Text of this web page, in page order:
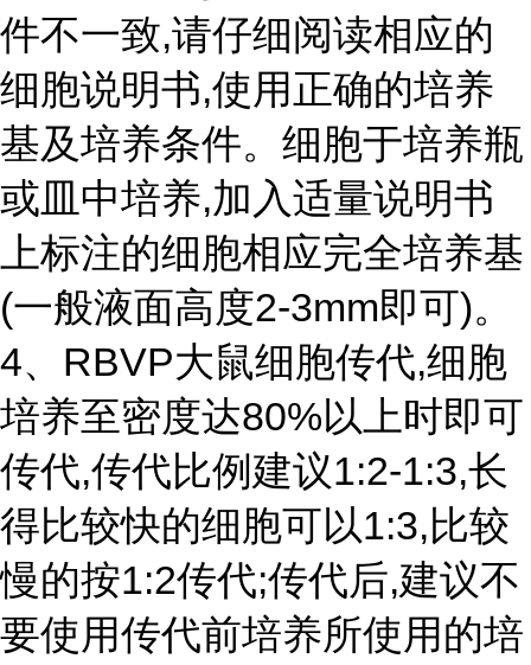
件不一致,请仔细阅读相应的
细胞说明书,使用正确的培养
基及培养条件。细胞于培养瓶
或皿中培养,加入适量说明书
上标注的细胞相应完全培养基
(一般液面高度2-3mm即可)。
4、RBVP大鼠细胞传代,细胞
培养至密度达80%以上时即可
传代,传代比例建议1:2-1:3,长
得比较快的细胞可以1:3,比较
慢的按1:2传代;传代后,建议不
要使用传代前培养所使用的培